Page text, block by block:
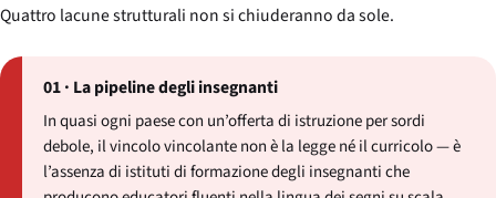
Quattro lacune strutturali non si chiuderanno da sole.
01 · La pipeline degli insegnanti
In quasi ogni paese con un’offerta di istruzione per sordi
debole, il vincolo vincolante non è la legge né il curricolo — è
l’assenza di istituti di formazione degli insegnanti che